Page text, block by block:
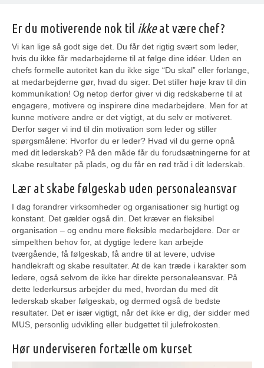
Er du motiverende nok til ikkeat være chef?
Vi kan lige så godt sige det. Du får det rigtig svært som leder,
hvis du ikke får medarbejderne til at følge dine idéer. Uden en
chefs formelle autoritet kan du ikke sige “Du skal” eller forlange,
at medarbejderne gør, hvad du siger. Det stiller høje krav til din
kommunikation! Og netop derfor giver vi dig redskaberne til at
engagere, motivere og inspirere dine medarbejdere. Men for at
kunne motivere andre er det vigtigt, at du selv er motiveret.
Derfor søger vi ind til din motivation som leder og stiller
spørgsmålene: Hvorfor du er leder? Hvad vil du gerne opnå
med dit lederskab? På den måde får du forudsætningerne for at
skabe resultater på plads, og du får en rød tråd i dit lederskab.
Lær at skabe følgeskab uden personaleansvar
I dag forandrer virksomheder og organisationer sig hurtigt og
konstant. Det gælder også din. Det kræver en fleksibel
organisation – og endnu mere fleksible medarbejdere. Der er
simpelthen behov for, at dygtige ledere kan arbejde
tværgående, få følgeskab, få andre til at levere, udvise
handlekraft og skabe resultater. At de kan træde i karakter som
ledere, også selvom de ikke har direkte personaleansvar. På
dette lederkursus arbejder du med, hvordan du med dit
lederskab skaber følgeskab, og dermed også de bedste
resultater. Det er især vigtigt, når det ikke er dig, der sidder med
MUS, personlig udvikling eller budgettet til julefrokosten.
Hør underviseren fortælle om kurset